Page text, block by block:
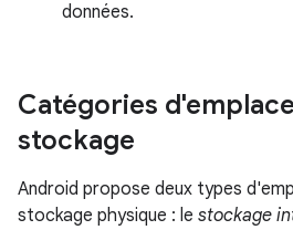
données.
Catégories
stockage
Android propose deux types
stockage physique : le stockage